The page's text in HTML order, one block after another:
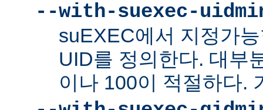
--with-suexec-
suEXEC에서 지정가
UID를 정의한다. 대부
이나 100이 적절하다.